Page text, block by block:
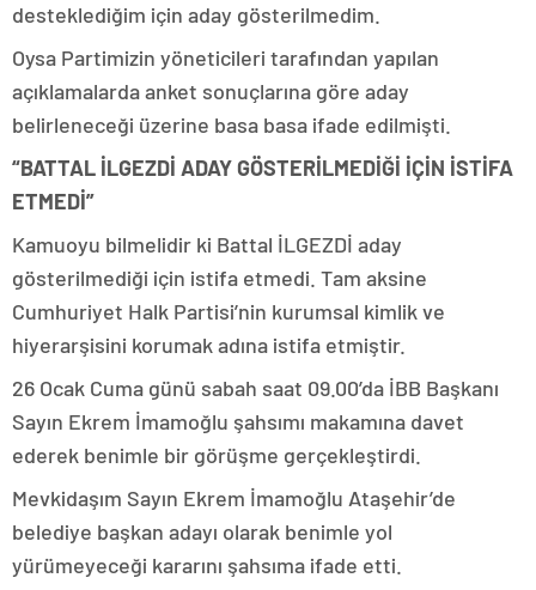
desteklediğim için aday gösterilmedim.
Oysa Partimizin yöneticileri tarafından yapılan
açıklamalarda anket sonuçlarına göre aday
belirleneceği üzerine basa basa ifade edilmişti.
“BATTAL İLGEZDİ ADAY GÖSTERİLMEDİĞİ İÇİN İSTİFA
ETMEDİ”
Kamuoyu bilmelidir ki Battal İLGEZDİ aday
gösterilmediği için istifa etmedi. Tam aksine
Cumhuriyet Halk Partisi’nin kurumsal kimlik ve
hiyerarşisini korumak adına istifa etmiştir.
26 Ocak Cuma günü sabah saat 09.00’da İBB Başkanı
Sayın Ekrem İmamoğlu şahsımı makamına davet
ederek benimle bir görüşme gerçekleştirdi.
Mevkidaşım Sayın Ekrem İmamoğlu Ataşehir’de
belediye başkan adayı olarak benimle yol
yürümeyeceği kararını şahsıma ifade etti.